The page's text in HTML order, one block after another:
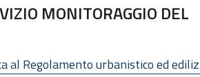
MONITORAGGIO DEL
al Regolamento urbanistico ed